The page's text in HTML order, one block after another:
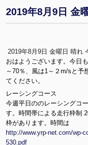
2019年8月9日 金
2019年8月9日 金曜日 晴れ
おはようございます。今日
～70％、風は1～２m/sと予
てください。
レーシングコース
今週平日ののレーシングコ
す。時間帯による走行枠制
枠があります。時間は
http://www.yrp-net.com/wp-
530.pdf